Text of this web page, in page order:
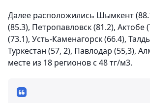
Далее расположились Шымкент
(85.3), Петропавловск (81.2), Актобе
(73.1), Усть-Каменагорск (66.4),
Туркестан (57, 2), Павлодар (55,3),
месте из 18 регионов с 48 тг/м3.